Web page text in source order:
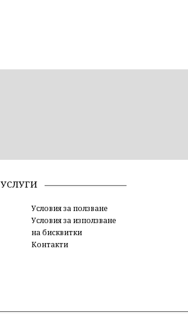
УСЛУГИ
Условия за ползване
Условия за използване
на бисквитки
Контакти